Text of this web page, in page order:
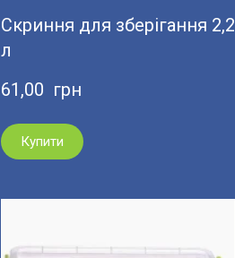
Скриння для зберігання 2,2
л
61,00  грн
Купити